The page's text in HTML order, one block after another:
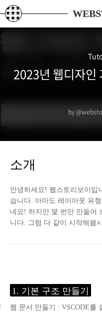
본문 바로가기
2023년 웹디자
by
소개
안녕하세요! 웹스토리보이입
습니다. 아마도 레이아웃 유
네요! 하지만 몇 번만 만들어
니다. 그럼 다 같이 시작해봅
1. 기본 구조 만들기
웹 문서 만들기 : VSCODE를